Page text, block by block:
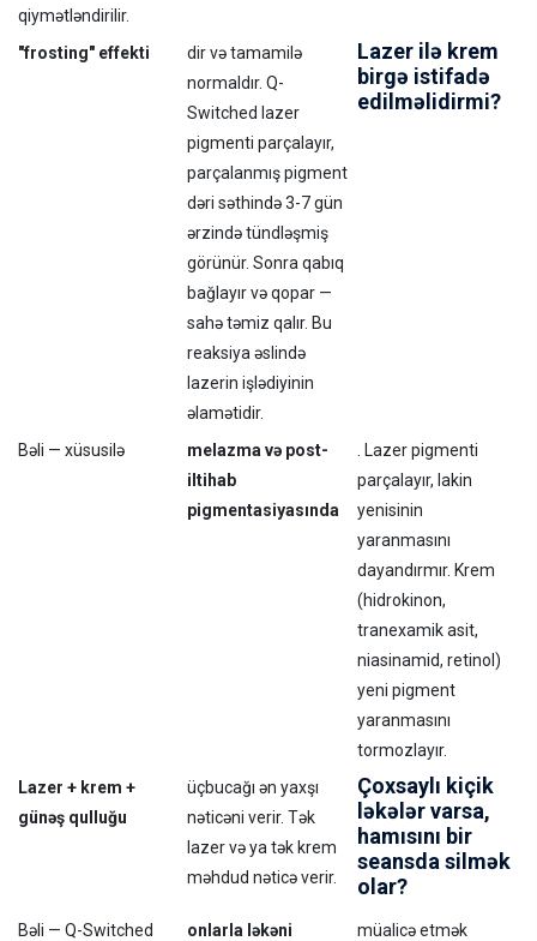
qiymətləndirilir.
"frosting" effekti
dir və tamamilə
normaldır. Q-
Switched lazer
pigmenti parçalayır,
parçalanmış pigment
dəri səthində 3-7 gün
ərzində tündləşmiş
görünür. Sonra qabıq
bağlayır və qopar —
sahə təmiz qalır. Bu
reaksiya əslində
lazerin işlədiyinin
əlamətidir.
Lazer ilə krem
birgə istifadə
edilməlidirmi?
Bəli — xüsusilə
melazma və post-
iltihab
pigmentasiyasında
. Lazer pigmenti
parçalayır, lakin
yenisinin
yaranmasını
dayandırmır. Krem
(hidrokinon,
tranexamik asit,
niasinamid, retinol)
yeni pigment
yaranmasını
tormozlayır.
Lazer + krem +
günəş qulluğu
üçbucağı ən yaxşı
nəticəni verir. Tək
lazer və ya tək krem
məhdud nəticə verir.
Çoxsaylı kiçik
ləkələr varsa,
hamısını bir
seansda silmək
olar?
Bəli — Q-Switched
onlarla ləkəni
müalicə etmək